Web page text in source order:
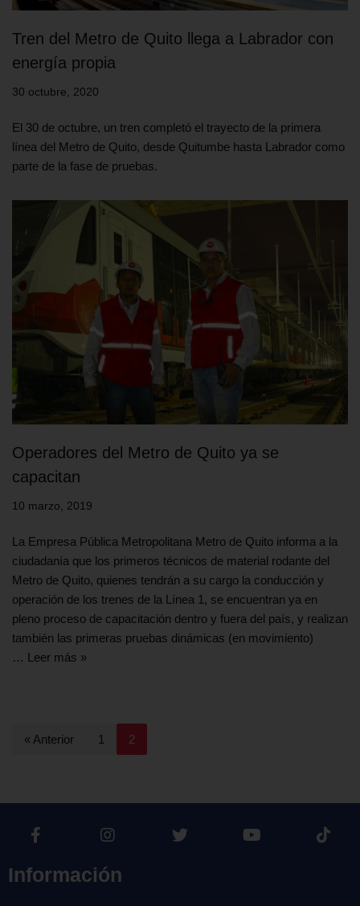
Tren del Metro de Quito llega a Labrador con
energía propia
30 octubre, 2020
El 30 de octubre, un tren completó el trayecto de la primera
línea del Metro de Quito, desde Quitumbe hasta Labrador como
parte de la fase de pruebas.
Operadores del Metro de Quito ya se
capacitan
10 marzo, 2019
La Empresa Pública Metropolitana Metro de Quito informa a la
ciudadanía que los primeros técnicos de material rodante del
Metro de Quito, quienes tendrán a su cargo la conducción y
operación de los trenes de la Línea 1, se encuentran ya en
pleno proceso de capacitación dentro y fuera del país, y realizan
también las primeras pruebas dinámicas (en movimiento)
… Leer más »
« Anterior 1 2
Información